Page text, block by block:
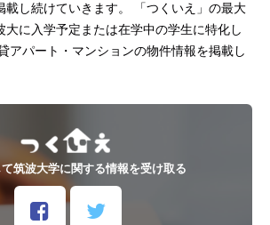
載し続けていきます。 「つくいえ」の最大
大に入学予定または在学中の学生に特化し
アパート・マンションの物件情報を掲載し
筑波大学に関する情報を受け取る